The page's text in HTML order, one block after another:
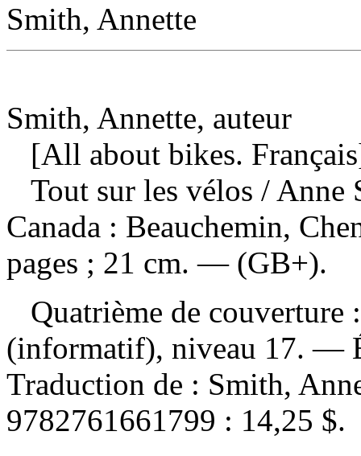
Smith, Annette
Smith, Annette, auteur
[All about bikes.
Tout sur les vélos / Anne
Canada : Beauchemin,
pages ; 21 cm. — (GB+).
Quatrième de couverture
(informatif), niveau 17. —
Traduction de : Smith,
9782761661799 : 14,25 $.